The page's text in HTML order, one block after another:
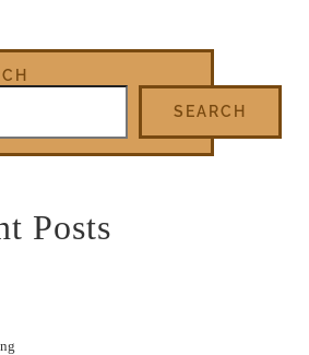
SEARCH
Posts